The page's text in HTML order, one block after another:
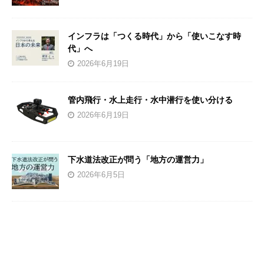
インフラは「つくる時代」から「使いこなす時
代」へ
2026年6月19日
管内飛行・水上走行・水中潜行を使い分ける
2026年6月19日
下水道法改正が問う「地方の運営力」
2026年6月5日